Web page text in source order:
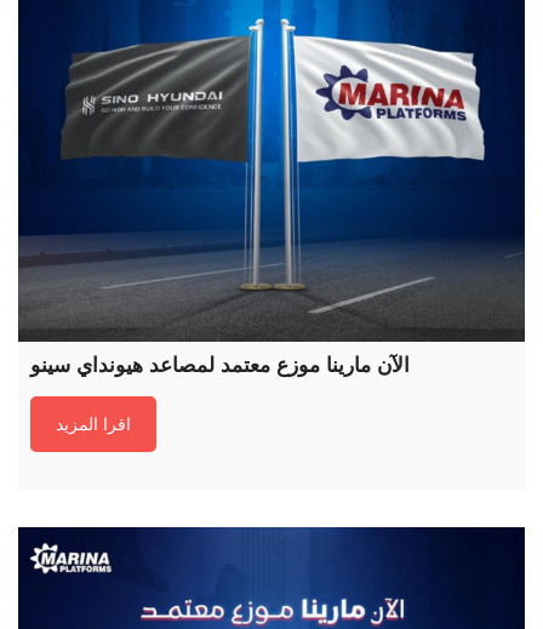
الآن مارينا موزع معتمد لمصاعد هيونداي سينو
اقرا المزيد